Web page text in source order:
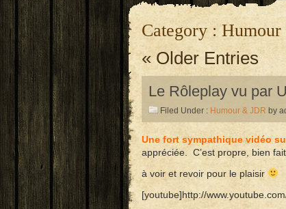
Category :
« Older Entries
Le Rôleplay vu par
Filed Under : Humour & JDR by
Une fort sympathique vidéo
appréciée. C’est propre, bien
à voir et revoir pour le plaisir
[youtube]http://